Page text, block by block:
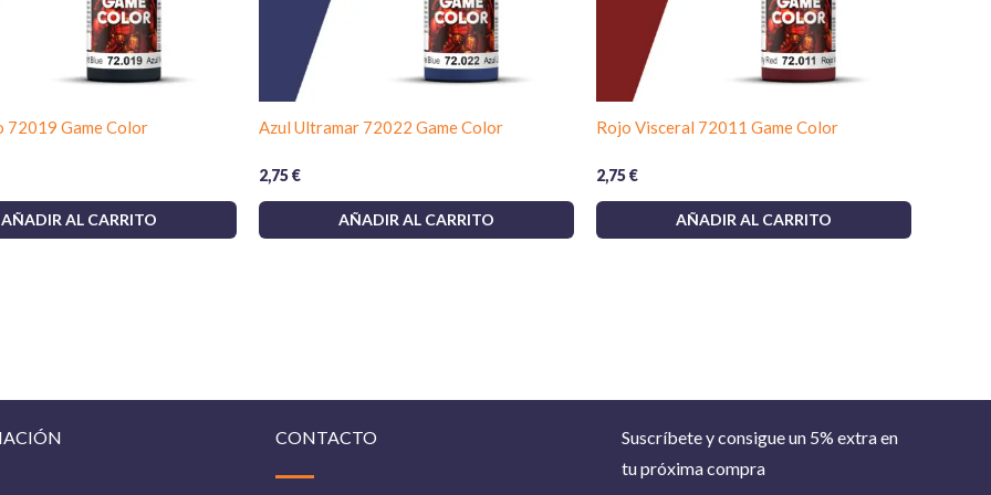
72019 Game Color
AÑADIR AL CARRITO
Azul Ultramar 72022 Game Color
2,75€
AÑADIR AL CARRITO
Rojo Visceral 72011 Game Color
2,75€
AÑADIR AL CARRITO
CONTACTO
Suscríbete y consigue un 5% extra en
tu próxima compra